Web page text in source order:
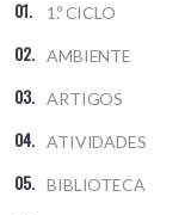
1.º CICLO
AMBIENTE
ARTIGOS
ATIVIDADES
BIBLIOTECA